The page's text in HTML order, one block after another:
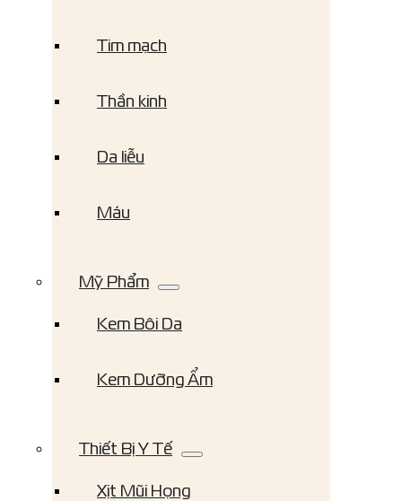
Tim mạch
Thần kinh
Da liễu
Máu
Mỹ Phẩm
Kem Bôi Da
Kem Dưỡng Ẩm
Thiết Bị Y Tế
Xịt Mũi Họng